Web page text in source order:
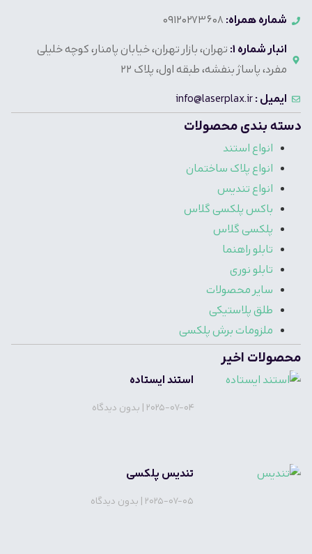
شماره همراه: 09120273608
انبار شماره 1:
تهران، بازار تهران، خیابان پامنار، کوچه خلیلی
مفرد، پاساژ بنفشه، طبقه اول، پلاک 22
ایمیل :info@laserplax.ir
دسته بندی محصولات
انواع استند
انواع پلاک ساختمان
انواع تندیس
باکس پلکسی گلاس
پلکسی گلاس
تابلو راهنما
تابلو نوری
سایر محصولات
طلق پلاستیکی
ملزومات برش پلکسی
محصولات اخیر
استند ایستاده
2025-07-04 بدون دیدگاه
تندیس پلکسی
2025-07-05 بدون دیدگاه